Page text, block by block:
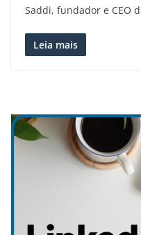
Saddi, fundador e CEO
Leia mais